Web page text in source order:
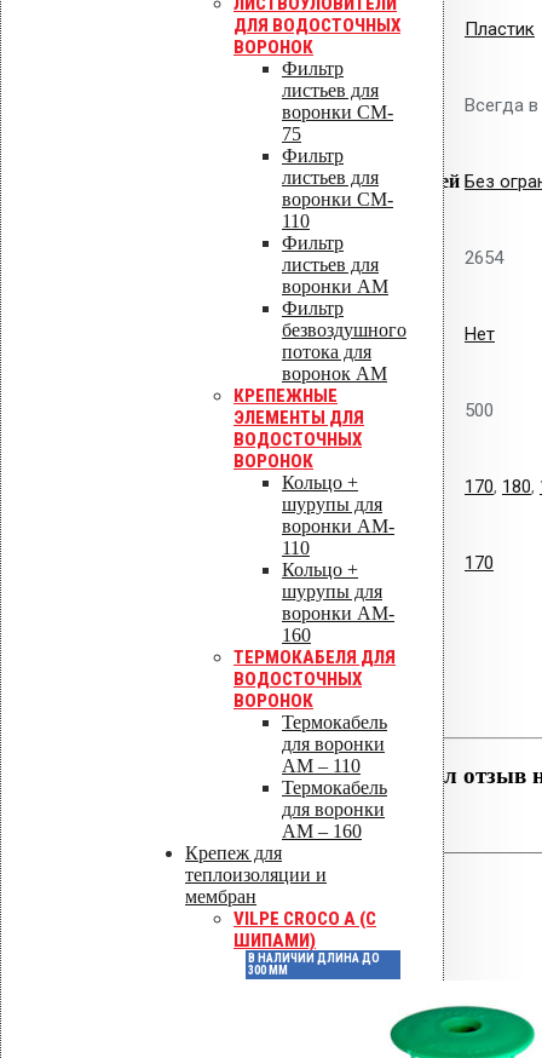
ДЛЯ ВОДОСТОЧНЫХ
ВОРОНОК
Фильтр
листьев для
воронки CM-
75
Фильтр
листьев для
воронки CM-
110
Фильтр
листьев для
воронки AM
Фильтр
безвоздушного
потока для
воронок AM
КРЕПЕЖНЫЕ
ЭЛЕМЕНТЫ ДЛЯ
ВОДОСТОЧНЫХ
ВОРОНОК
Кольцо +
шурупы для
воронки AM-
110
Кольцо +
шурупы для
воронки AM-
160
ТЕРМОКАБЕЛЯ ДЛЯ
ВОДОСТОЧНЫХ
ВОРОНОК
Термокабель
для воронки
AM – 110
Термокабель
для воронки
AM – 160
Крепеж для
теплоизоляции и
мембран
VILPE CROCO A (С
ШИПАМИ)
В НАЛИЧИИ ДЛИНА ДО
300 ММ
Материал изготовления Пластик
Наличие Всегда
Совместимость с гидроизоляцией Без
Артикул 2654
Наличие шипов Нет
Штук в коробке 500
Толщина теплоизоляции, мм 170, 180,
Высота, мм 170
Отзывы
Отзывов пока нет.
Будьте первым, кто оставил